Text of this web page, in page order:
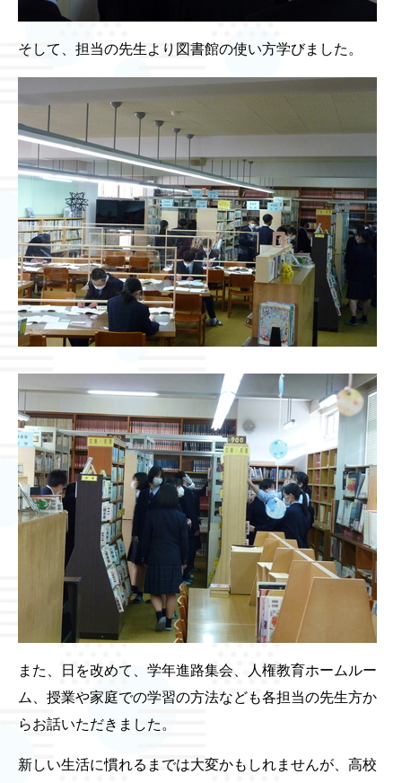
そして、担当の先生より図書館の使い方学びました。
また、日を改めて、学年進路集会、人権教育ホームルー
ム、授業や家庭での学習の方法なども各担当の先生方か
らお話いただきました。
新しい生活に慣れるまでは大変かもしれませんが、高校